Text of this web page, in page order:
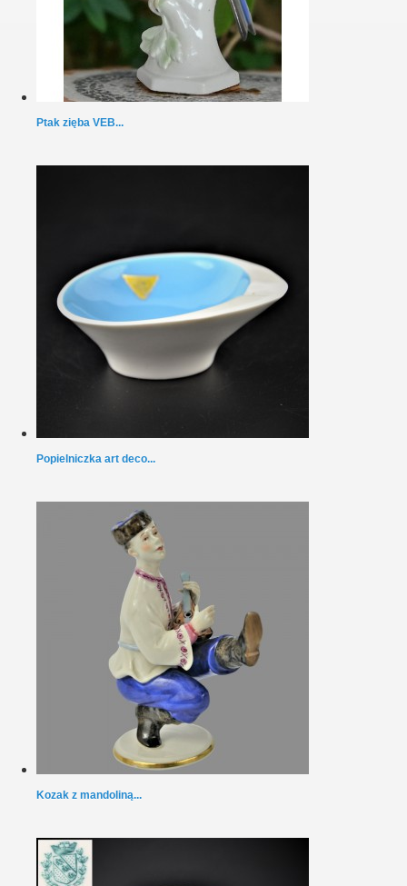
Ptak zięba VEB...
Popielniczka art deco...
Kozak z mandoliną...